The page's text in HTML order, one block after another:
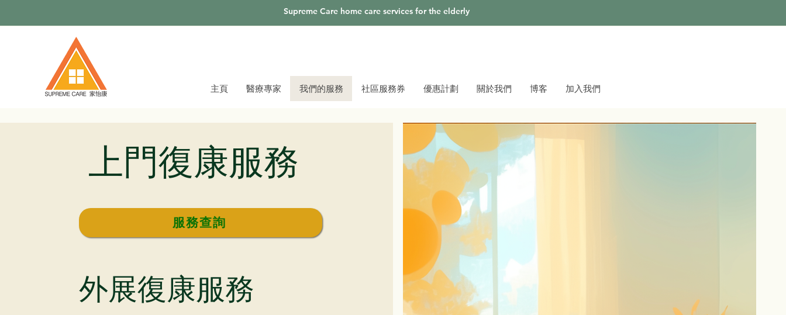
Supreme Care home care services for the elderly
主頁 醫療專家 我們的服務 社區服務券 優惠計劃 關於我們 博客 加入我們
上門復康服務
服務查詢
外展復康服務